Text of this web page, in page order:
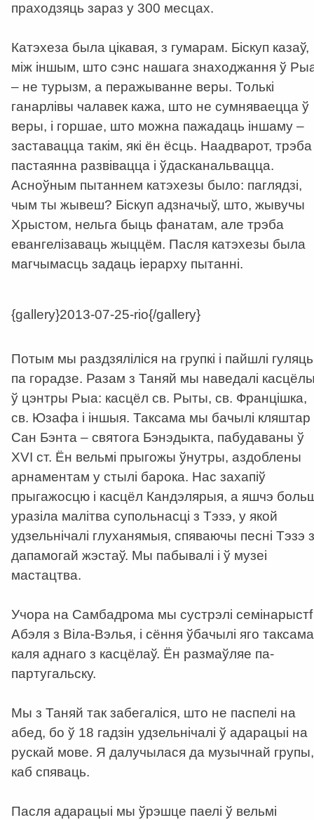
праходзяць зараз у 300 месцах.
Катэхеза была цікавая, з гумарам. Біскуп казаў,
між іншым, што сэнс нашага знаходжання ў
– не турызм, а перажыванне веры. Толькі
ганарлівы чалавек кажа, што не сумняваецца ў
веры, і горшае, што можна пажадаць іншаму –
заставацца такім, які ён ёсць. Наадварот, трэба
пастаянна развівацца і ўдасканальвацца.
Асноўным пытаннем катэхезы было: паглядзі,
чым ты жывеш? Біскуп адзначыў, што, жывучы
Хрыстом, нельга быць фанатам, але трэба
евангелізаваць жыццём. Пасля катэхезы была
магчымасць задаць іерарху пытанні.
{gallery}2013-07-25-rio{/gallery}
Потым мы раздзяліліся на групкі і пайшлі гуляць
па горадзе. Разам з Таняй мы наведалі
ў цэнтры Рыа: касцёл св. Рыты, св. Францішка,
св. Юзафа і іншыя. Таксама мы бачылі кляштар
Сан Бэнта – святога Бэнэдыкта, пабудаваны ў
XVI ст. Ён вельмі прыгожы ўнутры, аздоблены
арнаментам у стылі барока. Нас захапіў
прыгажосцю і касцёл Кандэлярыя, а яшчэ
уразіла малітва супольнасці з Тэзэ, у якой
удзельнічалі глуханямыя, спяваючы песні Тэзэ з
дапамогай жэстаў. Мы пабывалі і ў музеі
мастацтва.
Учора на Самбадромa мы сустрэлі семінарыстf
Абэля з Віла-Вэлья, і сёння ўбачылі яго таксама
каля аднаго з касцёлаў. Ён размаўляе па-
партугальску.
Мы з Таняй так забегаліся, што не паспелі на
абед, бо ў 18 гадзін удзельнічалі ў адарацыі на
рускай мове. Я далучылася да музычнай групы,
каб спяваць.
Пасля адарацыі мы ўрэшце паелі ў вельмі